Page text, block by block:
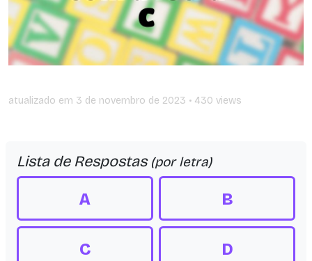
atualizado em 3 de novembro de 2023 • 430 views
Lista de Respostas (por letra)
A B
C D